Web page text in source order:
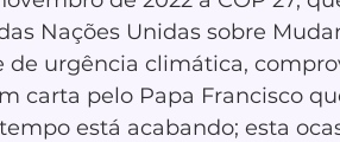
Nações Unidas sobre
urgência climática,
carta pelo Papa Francisco
tempo está acabando; esta